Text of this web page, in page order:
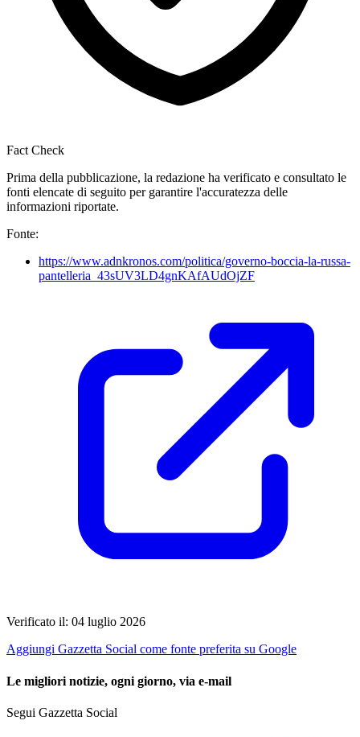
Fact Check
Prima della pubblicazione, la redazione ha verificato e consultato le
fonti elencate di seguito per garantire l'accuratezza delle
informazioni riportate.
Fonte:
https://www.adnkronos.com/politica/governo-boccia-la-russa-
pantelleria_43sUV3LD4gnKAfAUdOjZF
Verificato il: 04 luglio 2026
Aggiungi Gazzetta Social come fonte preferita su Google
Le migliori notizie, ogni giorno, via e-mail
Segui Gazzetta Social